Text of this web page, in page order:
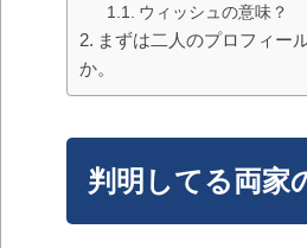
ウィッシュの意味？
まずは二人のプロフィー
か。
判明してる両家